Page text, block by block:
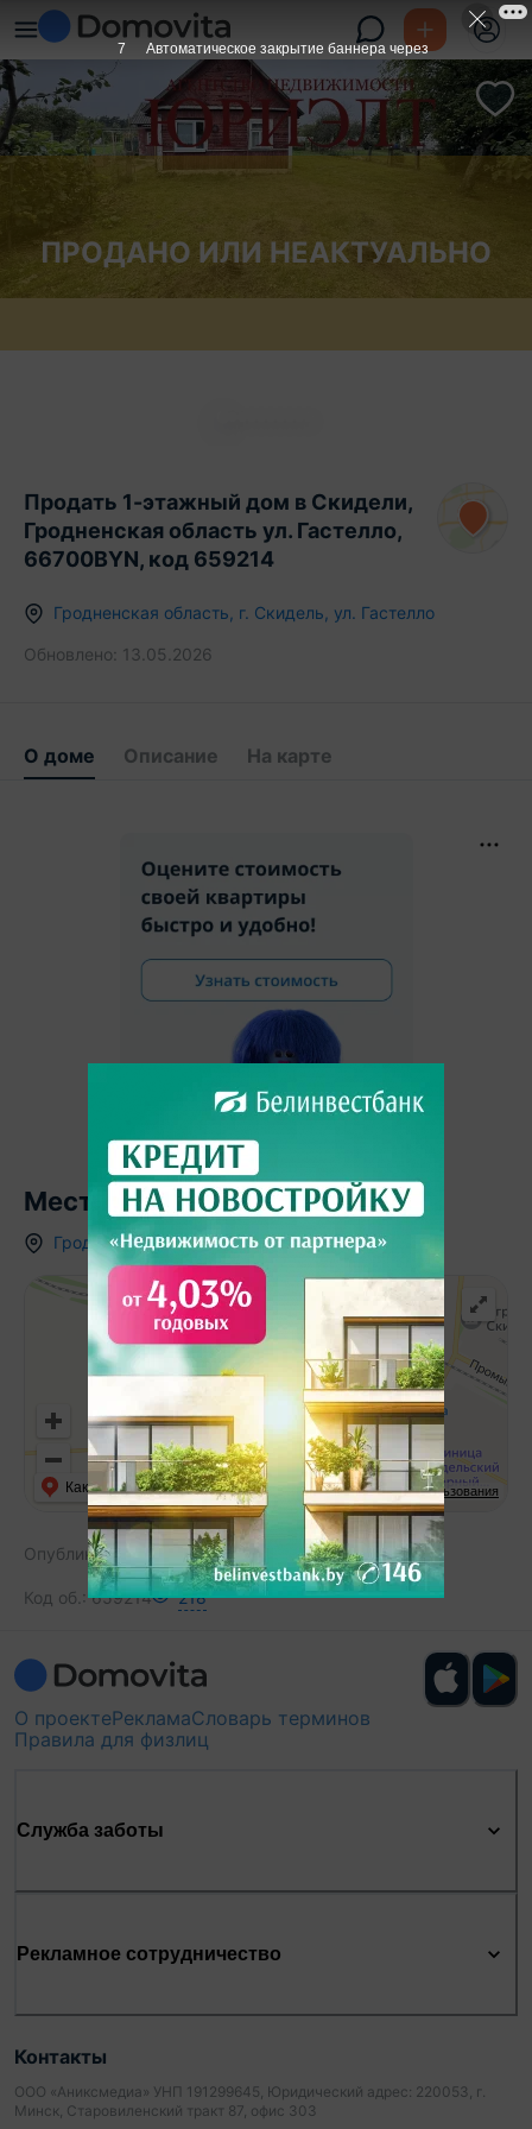
ПРОДАНО ИЛИ НЕАКТУАЛЬНО
Продать 1-этажный дом в Скидели,
Гродненская область ул. Гастелло,
66700BYN, код 659214
Гродненская область г. Скидель ул. Гастелло
Обновлено: 13.05.2026
О доме Описание На карте
Местоположение
Гродненская область, г. Скидель, ул. Гастелло
Условия использования
Как добраться API Карт
Опубликовано:13.05.2026
Код об.:659214 218
О проектеРекламаСловарь терминов
Правила для физлиц
Служба заботы
Рекламное сотрудничество
Контакты
ООО «Аниксмедиа» УНП 191299645, Юридический адрес: 220053, г.
Минск, Старовиленский тракт 87, офис 303
6 Автоматическое закрытие баннера через